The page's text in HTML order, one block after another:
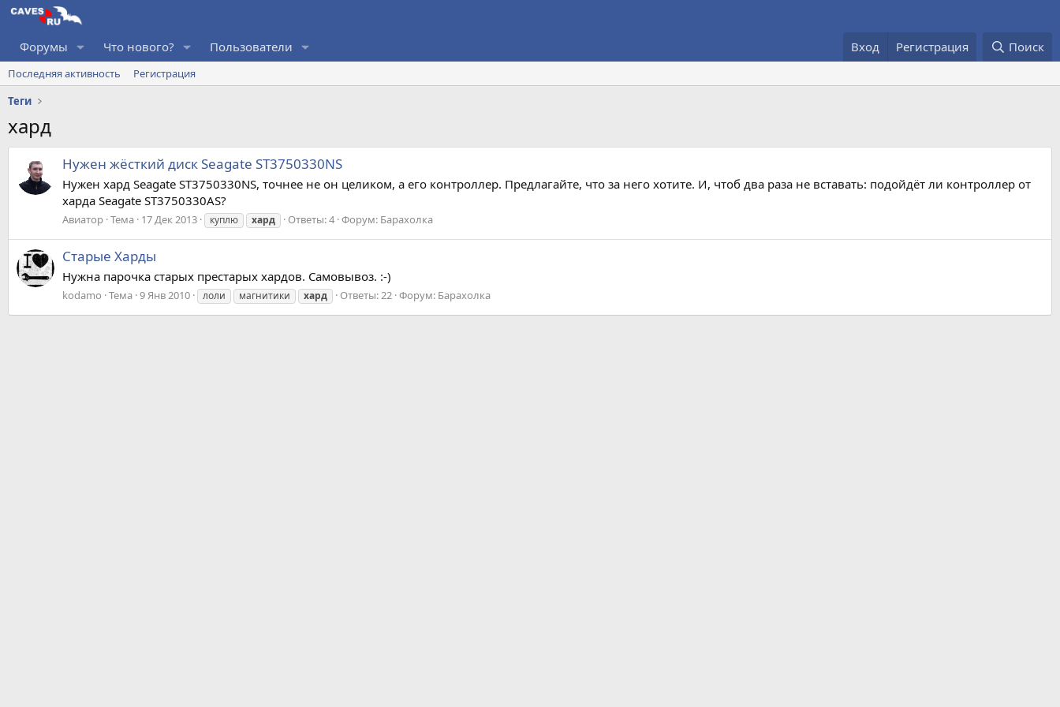
Форумы Что нового? Пользователи Вход Регистрация Поиск
Последняя активность
Регистрация
Теги
хард
Нужен жёсткий диск Seagate ST3750330NS
Нужен хард Seagate ST3750330NS, точнее не он целиком, а его контроллер. Предлагайте, что за него хотите. И, чтоб два раза не вставать: подойдёт ли контроллер от
харда Seagate ST3750330AS?
Авиатор Тема 17 Дек 2013 куплю хард Ответы: 4 Форум: Барахолка
Старые Харды
Нужна парочка старых престарых хардов. Самовывоз. :-)
kodamo Тема 9 Янв 2010 лоли магнитики хард Ответы: 22 Форум: Барахолка